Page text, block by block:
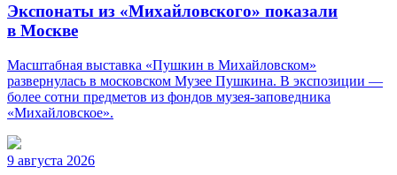
Экспонаты из «Михайловского» показали
в Москве
Масштабная выставка «Пушкин в Михайловском»
развернулась в московском Музее Пушкина. В экспозиции —
более сотни предметов из фондов музея-заповедника
«Михайловское».
9 августа 2026